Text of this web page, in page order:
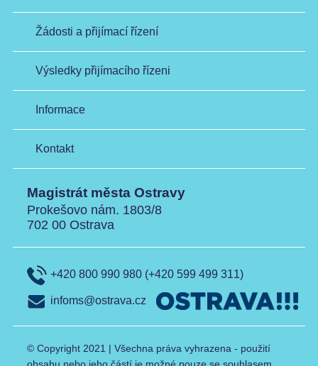
Žádosti a přijímací řízení
Výsledky přijímacího řízeni
Informace
Kontakt
Magistrát města Ostravy
Prokešovo nám. 1803/8
702 00 Ostrava
+420 800 990 980 (+420 599 499 311)
infoms@ostrava.cz
© Copyright 2021 | Všechna práva vyhrazena - použití
obsahu nebo jeho částí je možné pouze se souhlasem